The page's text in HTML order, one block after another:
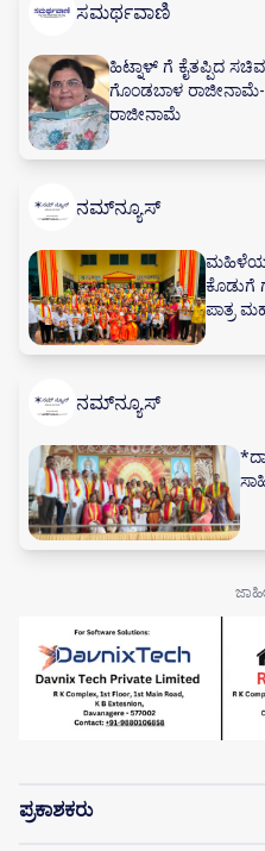
ಸಮರ್ಥವಾಣಿ
ಹಿಟ್ನಾಳ್ ಗೆ ಕೈತಪ್ಪಿದ
ಗೊಂಡಬಾಳ ರಾಜೀನಾಮೆ-
ರಾಜೀನಾಮೆ
ನಮ್‌ನ್ಯೂಸ್
ಮಹಿಳೆಯರ
ಕೊಡುಗೆ
ಪಾತ್ರ
ನಮ್‌ನ್ಯೂಸ್
ಪ್ರಕಾಶಕರು